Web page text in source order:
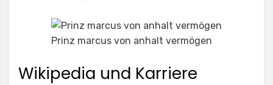
Prinz marcus von anhalt vermögen
Wikipedia und Karriere